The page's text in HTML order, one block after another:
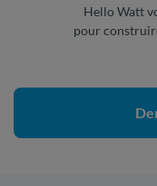
Hello Watt
pour